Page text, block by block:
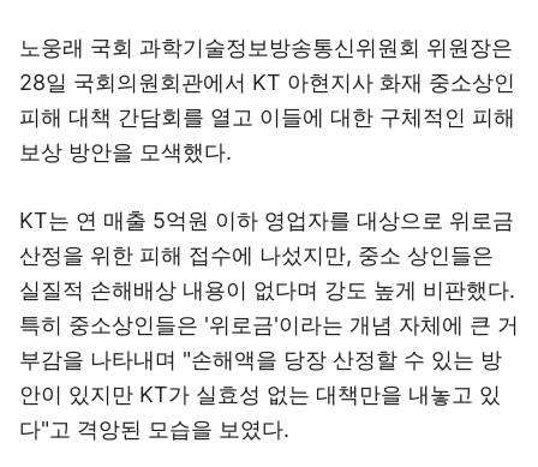
노웅래 국회 과학기술정보방송통신위원회 위원장은
28일 국회의원회관에서 KT 아현지사 화재 중소상인
피해 대책 간담회를 열고 이들에 대한 구체적인 피해
보상 방안을 모색했다.
KT는 연 매출 5억원 이하 영업자를 대상으로 위로금
산정을 위한 피해 접수에 나섰지만, 중소 상인들은
실질적 손해배상 내용이 없다며 강도 높게 비판했다.
특히 중소상인들은 '위로금'이라는 개념 자체에 큰 거
부감을 나타내며 "손해액을 당장 산정할 수 있는 방
안이 있지만 KT가 실효성 없는 대책만을 내놓고 있
다"고 격앙된 모습을 보였다.